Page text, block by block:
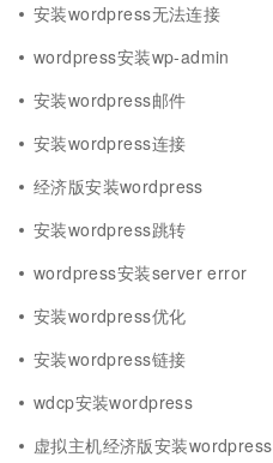
安装wordpress无法连接
wordpress安装wp-admin
安装wordpress邮件
安装wordpress连接
经济版安装wordpress
安装wordpress跳转
wordpress安装server error
安装wordpress优化
安装wordpress链接
wdcp安装wordpress
虚拟主机经济版安装wordpress